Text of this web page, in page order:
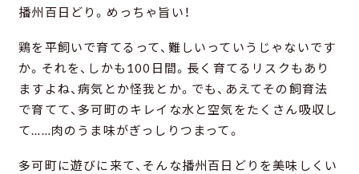
播州百日どり。めっちゃ旨い！
鶏を平飼いで育てるって、難しいっていうじゃないです
か。それを、しかも100日間。長く育てるリスクもあり
ますよね、病気とか怪我とか。でも、あえてその飼育法
で育てて、多可町のキレイな水と空気をたくさん吸収し
て……肉のうま味がぎっしりつまって。
多可町に遊びに来て、そんな播州百日どりを美味しくい